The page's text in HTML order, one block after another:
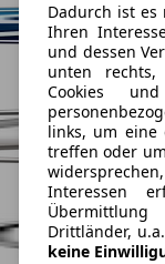
Dadurch ist es
Ihren
und dessen
unten
Cookies
links, um eine
treffen oder
Interessen
Drittländer,
keine